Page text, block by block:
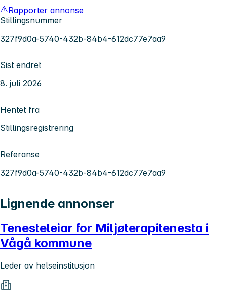
Rapporter annonse
Stillingsnummer
327f9d0a-5740-432b-84b4-612dc77e7aa9
Sist endret
8. juli 2026
Hentet fra
Stillingsregistrering
Referanse
327f9d0a-5740-432b-84b4-612dc77e7aa9
Lignende annonser
Tenesteleiar for Miljøterapitenesta i
Vågå kommune
Leder av helseinstitusjon